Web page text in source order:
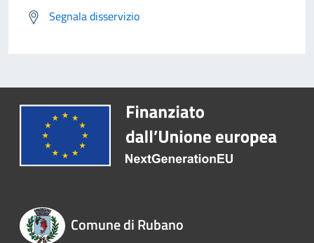
Segnala disservizio
Comune di Rubano